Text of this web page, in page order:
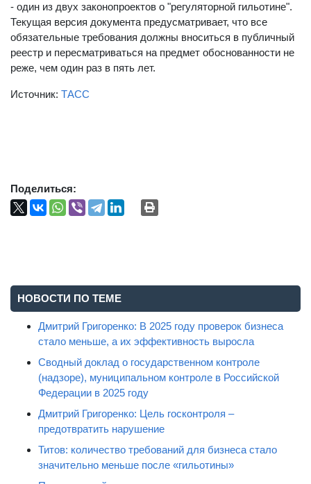
- один из двух законопроектов о "регуляторной гильотине".
Текущая версия документа предусматривает, что все
обязательные требования должны вноситься в публичный
реестр и пересматриваться на предмет обоснованности не
реже, чем один раз в пять лет.
Источник: ТАСС
Поделиться:
НОВОСТИ ПО ТЕМЕ
Дмитрий Григоренко: В 2025 году проверок бизнеса
стало меньше, а их эффективность выросла
Сводный доклад о государственном контроле
(надзоре), муниципальном контроле в Российской
Федерации в 2025 году
Дмитрий Григоренко: Цель госконтроля –
предотвратить нарушение
Титов: количество требований для бизнеса стало
значительно меньше после «гильотины»